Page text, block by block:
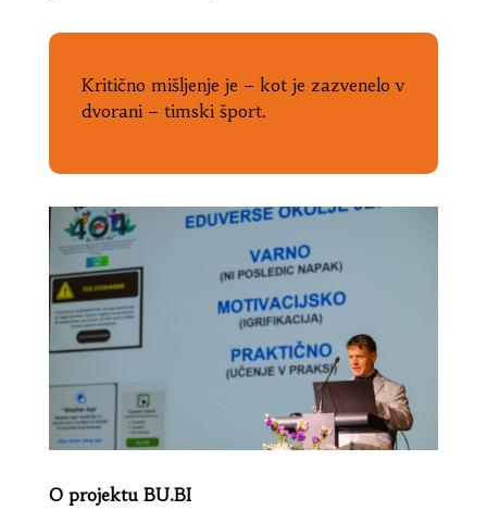
Kritično mišljenje je – kot je zazvenelo v
dvorani – timski šport.
O projektu BU.BI